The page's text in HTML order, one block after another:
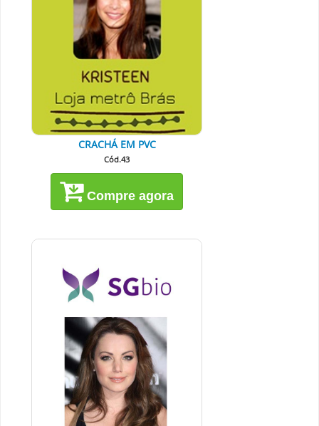
CRACHÁ EM PVC
Cód.43
Compre agora